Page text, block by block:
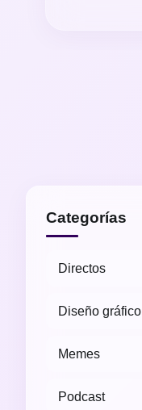
Categorías
Directos
Diseño gráfico
Memes
Podcast